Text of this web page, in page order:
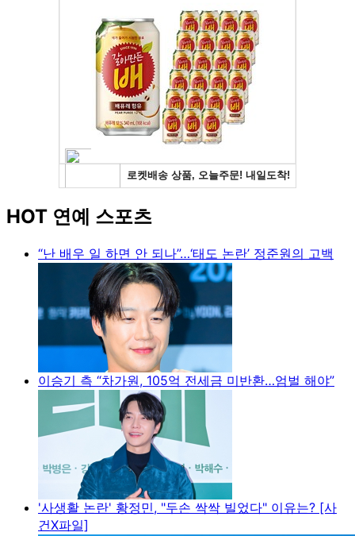
HOT 연예 스포츠
“난 배우 일 하면 안 되나”…‘태도 논란’ 정준원의 고백
이승기 측 “차가원, 105억 전세금 미반환…엄벌 해야”
'사생활 논란' 황정민, "두손 싹싹 빌었다" 이유는? [사
건X파일]